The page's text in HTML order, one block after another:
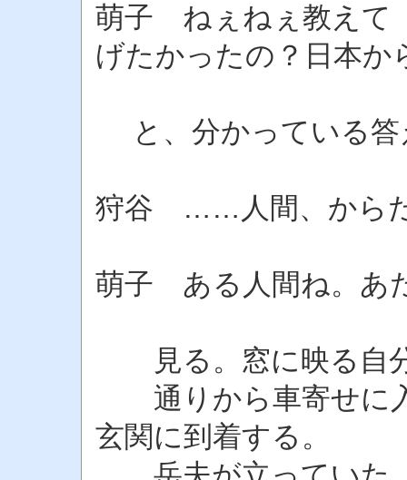
萌子 ねぇねぇ教えて
げたかったの？日本か
と、分かっている答
狩谷 ……人間、から
萌子 ある人間ね。あ
見る。窓に映る自
通りから車寄せに
玄関に到着する。